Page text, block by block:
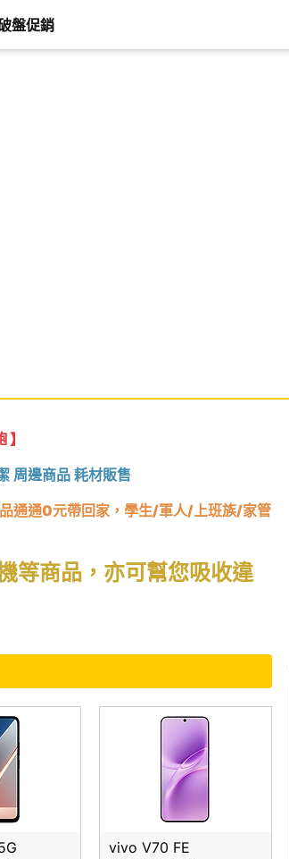
盤促銷
周邊商品 耗材販售
通通0元帶回家 ，學生/軍人/上班族/家管
等商品，亦可幫您吸收違
機
玻璃貼" (限手機類)
優惠價唷！也請勿打擾現場客人喔，感謝
大(東信、泛亞)~於門號開通日(申辦日)
灣之星前後1個月不得有退租紀錄(含門
vivo V70 FE